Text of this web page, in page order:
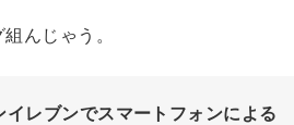
んじゃう。
レブンでスマートフォンによる